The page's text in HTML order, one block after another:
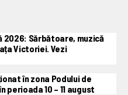
2026: Sărbătoare, muzică
Victoriei. Vezi
în zona Podului de
perioada 10 – 11 august